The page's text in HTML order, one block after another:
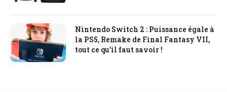
Nintendo Switch 2 : Puissance égale à
la PS5, Remake de Final Fantasy VII,
tout ce qu’il faut savoir !